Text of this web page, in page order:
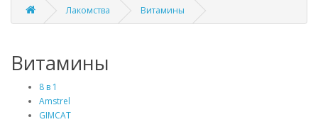
Лакомства Витамины
Витамины
8 в 1
Amstrel
GIMCAT